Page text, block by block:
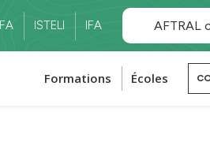
ISTELI IFA AFTRAL
Formations Écoles